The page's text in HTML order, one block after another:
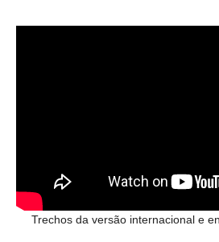
Trechos da versão internacional e